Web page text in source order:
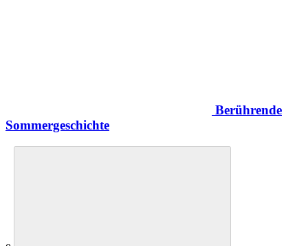
Berührende
Sommergeschichte